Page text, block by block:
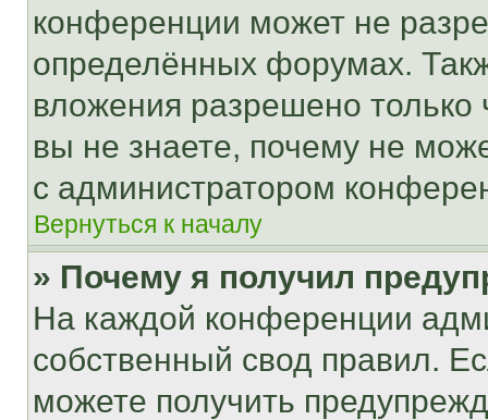
конференции может не
определённых форумах.
вложения разрешено
вы не знаете, почему не
с администратором
Вернуться к началу
» Почему я получил
На каждой конференции
собственный свод правил.
можете получить